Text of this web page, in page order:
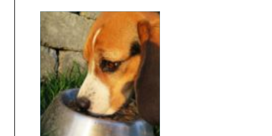
väntar en speciell
upplevelse för dem som
vill se älgar i...